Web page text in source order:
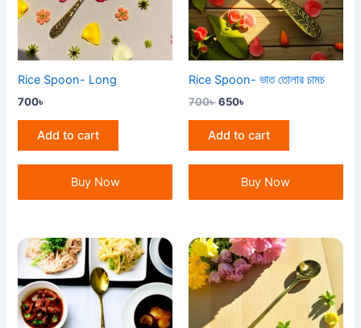
Rice Spoon- Long
700৳
Add to cart
Buy Now
Rice Spoon- ভাত তোলার চামচ
700৳650৳
Add to cart
Buy Now